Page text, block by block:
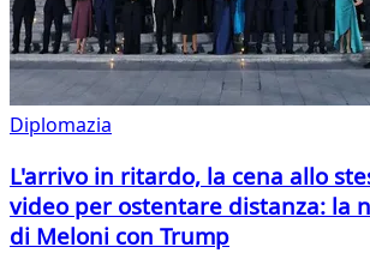
Diplomazia
L'arrivo in ritardo, la cena allo
video per ostentare distanza: la
di Meloni con Trump